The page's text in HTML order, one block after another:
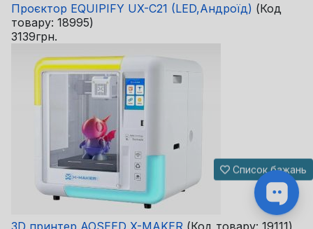
Проєктор EQUIPIFY UX-C21 (LED,Андроїд) (Код
товару: 18995)
3139грн.
3D принтер AOSEED X-MAKER (Код товару: 19111)
Список бажань